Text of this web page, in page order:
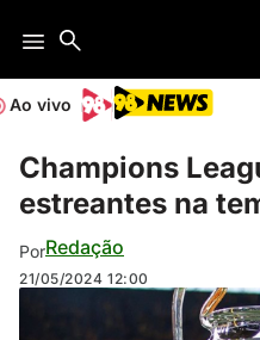
Ao vivo
Champions
estreantes na
PorRedação
21/05/2024 12:00